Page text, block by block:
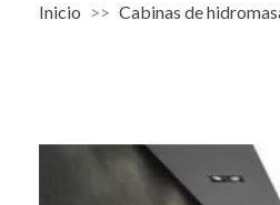
Inicio Cabinas de